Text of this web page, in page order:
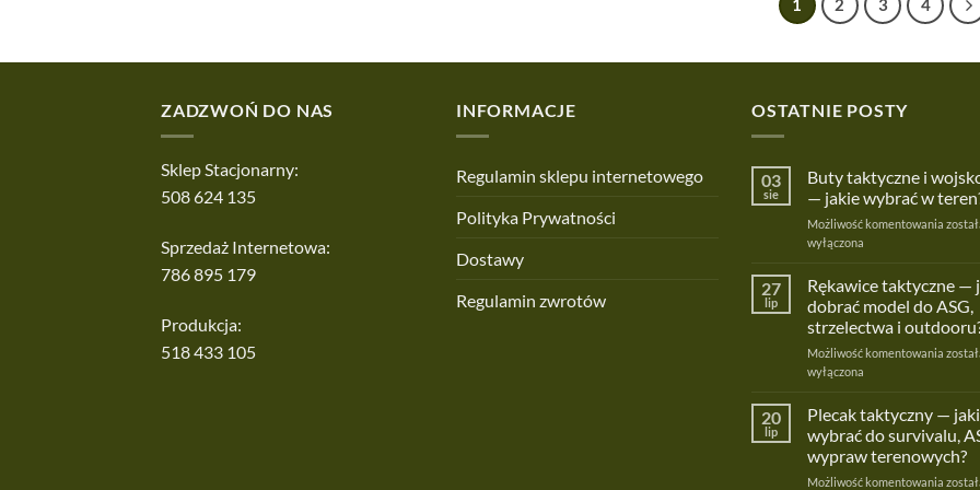
1 2 3 4
ZADZWOŃ DO NAS
Sklep Stacjonarny:
508 624 135
Sprzedaż Internetowa:
786 895 179
Produkcja:
518 433 105
INFORMACJE
Regulamin sklepu internetowego
Polityka Prywatności
Dostawy
Regulamin zwrotów
OSTATNIE POSTY
03
sie
Buty taktyczne i
— jakie wybrać w
Możliwość komentowania Buty
jakie
wybrać
w
wyłączona
27
lip
Rękawice taktyczne —
dobrać model do ASG,
strzelectwa i
Możliwość komentowania
jak
dobrać
model
do
ASG,
wyłączona
20
lip
Plecak taktyczny — jaki
wybrać do survivalu,
wypraw terenowych?
Możliwość komentowania Plecak